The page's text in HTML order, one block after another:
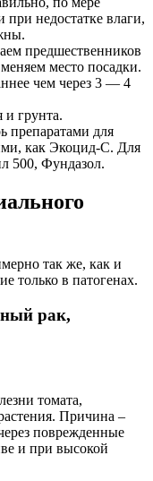
недостатке влаги,
предшественников
место посадки.
чем через 3 — 4
и грунта.
препаратами для
как Экоцид-С. Для
500, Фундазол.
так же, как и
только в патогенах.
рак,
томата,
Причина –
поврежденные
и при высокой